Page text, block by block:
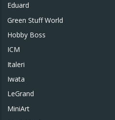
Eduard
Green Stuff World
Hobby Boss
ICM
Italeri
Iwata
LeGrand
MiniArt